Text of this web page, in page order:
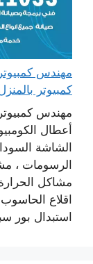
كمبيوتر
مهندس
أعطال
الشاشة
الرسومات ،
مشاكل
اقلاع
استبدال بور